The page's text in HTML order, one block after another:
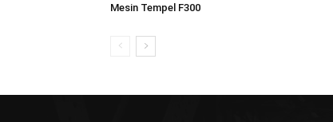
Mesin Tempel F300